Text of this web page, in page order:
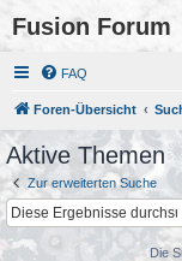
Fusion Forum
FAQ
Foren-Übersicht
Aktive Themen
Zur erweiterten Suche
Die